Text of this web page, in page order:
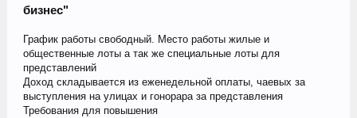
бизнес"
График работы свободный. Место работы жилые и
общественные лоты а так же специальные лоты для
представлений
Доход складывается из еженедельной оплаты, чаевых за
выступления на улицах и гонорара за представления
Требования для повышения